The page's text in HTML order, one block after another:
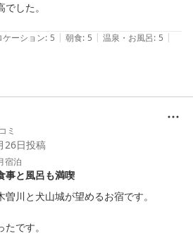
づのを
した。
ケーション: 5 | 朝食: 5 | 温泉・お風呂: 5 |
ミ
26日投稿
宿泊
事と風呂も満喫
川と犬山城が望めるお宿です。
です。